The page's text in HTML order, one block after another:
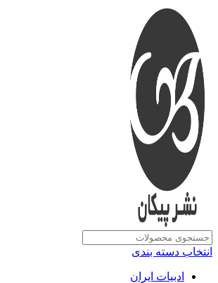
انتخاب دسته بندی
ادبیات ایران